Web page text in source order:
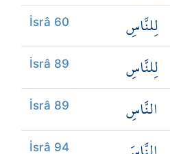
İsrâ 60 لِلنَّاسِ
İsrâ 89 لِلنَّاسِ
İsrâ 89 النَّاسِ
İsrâ 94